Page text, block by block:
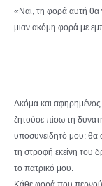
«Ναι, τη φορά αυτή θα
μιαν ακόμη φορά με
Ακόμα και
ζητούσε πίσω τη
υποσυνείδητό μου: θα
τη στροφή εκείνη του
το πατρικό μου.